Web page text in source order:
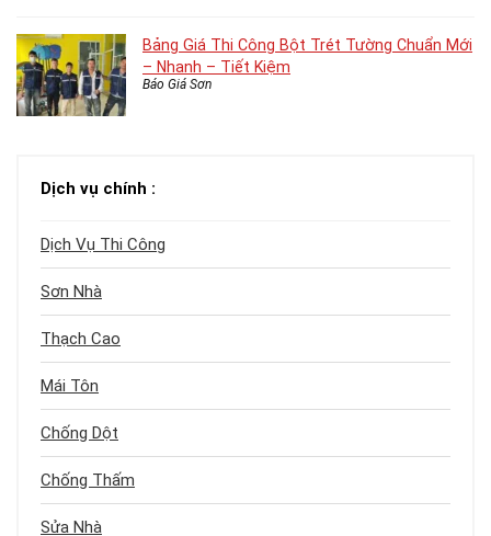
Bảng Giá Thi Công Bột Trét Tường Chuẩn Mới
– Nhanh – Tiết Kiệm
Báo Giá Sơn
Dịch vụ chính :
Dịch Vụ Thi Công
Sơn Nhà
Thạch Cao
Mái Tôn
Chống Dột
Chống Thấm
Sửa Nhà